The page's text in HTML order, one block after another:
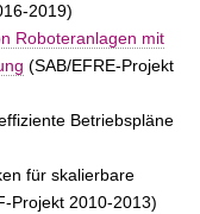
2019)
Roboteranlagen mit
(SAB/EFRE-Projekt
Betriebspläne
für skalierbare
Projekt 2010-2013)